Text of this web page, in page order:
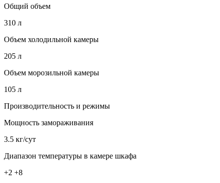
Общий объем
310 л
Объем холодильной камеры
205 л
Объем морозильной камеры
105 л
Производительность и режимы
Мощность замораживания
3.5 кг/сут
Диапазон температуры в камере шкафа
+2 +8